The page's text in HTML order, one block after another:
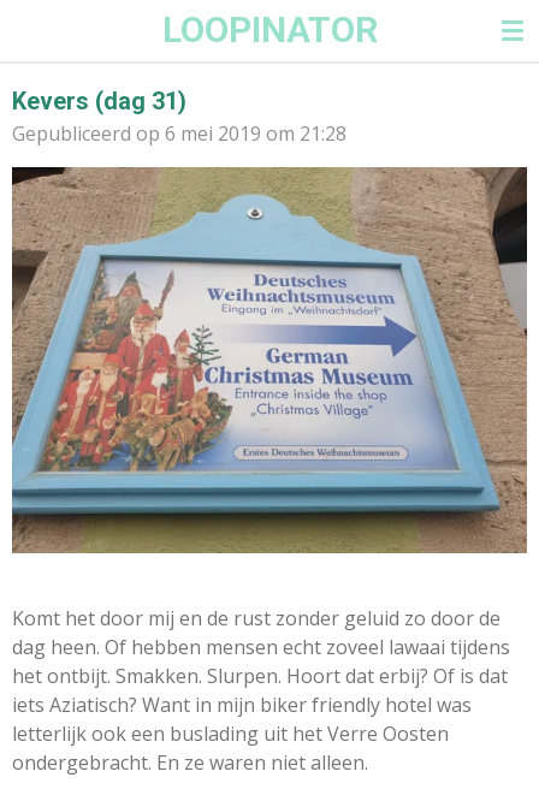
de
hoofdinhoud
LOOPINATOR
Kevers (dag 31)
Gepubliceerd op 6 mei 2019 om 21:28
Komt het door mij en de rust zonder geluid zo door de
dag heen. Of hebben mensen echt zoveel lawaai tijdens
het ontbijt. Smakken. Slurpen. Hoort dat erbij? Of is dat
iets Aziatisch? Want in mijn biker friendly hotel was
letterlijk ook een buslading uit het Verre Oosten
ondergebracht. En ze waren niet alleen.